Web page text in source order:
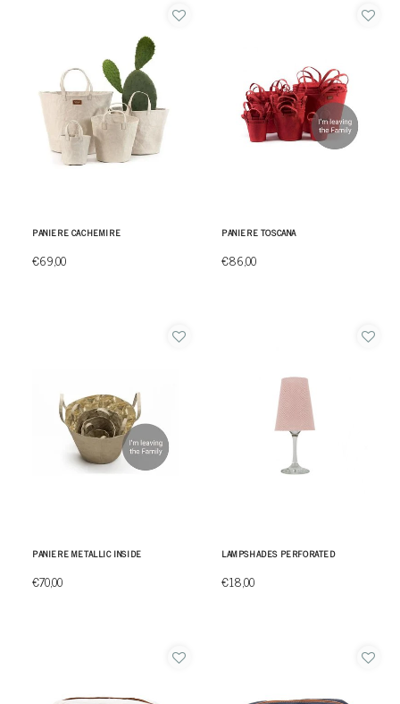
PANIERE CACHEMIRE
€69,00
PANIERE TOSCANA
€86,00
PANIERE METALLIC INSIDE
€70,00
LAMPSHADES PERFORATED
€18,00